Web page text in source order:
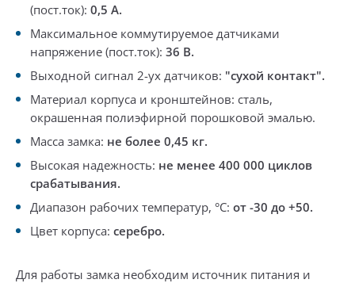
(пост.ток): 0,5 А.
Максимальное коммутируемое датчиками
напряжение (пост.ток): 36 В.
Выходной сигнал 2-ух датчиков: "сухой контакт".
Материал корпуса и кронштейнов: сталь,
окрашенная полиэфирной порошковой эмалью.
Масса замка: не более 0,45 кг.
Высокая надежность: не менее 400 000 циклов
срабатывания.
Диапазон рабочих температур, °С: от -30 до +50.
Цвет корпуса: серебро.
Для работы замка необходим источник питания и